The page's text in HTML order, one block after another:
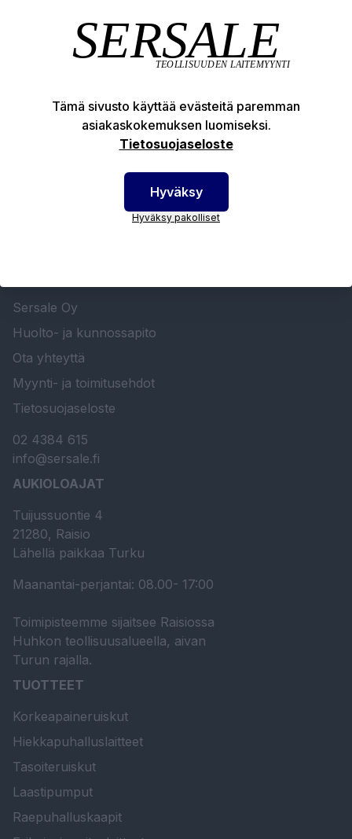
Tuotekuvaus
Tekniset edut
Sersale Oy
Huolto- ja kunnossapito
Ota yhteyttä
Myynti- ja toimitusehdot
Tietosuojaseloste
02 4384 615
info@sersale.fi
AUKIOLOAJAT
Tuijussuontie 4
21280, Raisio
Lähellä paikkaa Turku
Maanantai-perjantai: 08.00- 17:00
Toimipisteemme sijaitsee Raisiossa
Huhkon teollisuusalueella, aivan
Turun rajalla.
TUOTTEET
Korkeapaineruiskut
Hiekkapuhalluslaitteet
Tasoiteruiskut
Laastipumput
Raepuhalluskaapit
Tämä sivusto käyttää evästeitä paremman
asiakaskokemuksen luomiseksi.
Tietosuojaseloste
Hyväksy
Hyväksy pakolliset